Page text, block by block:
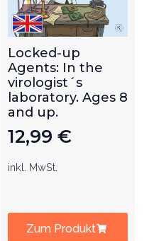
Locked-up
Agents: In the
virologist´s
laboratory. Ages 8
and up.
12,99 €
inkl. MwSt.
Zum Produkt